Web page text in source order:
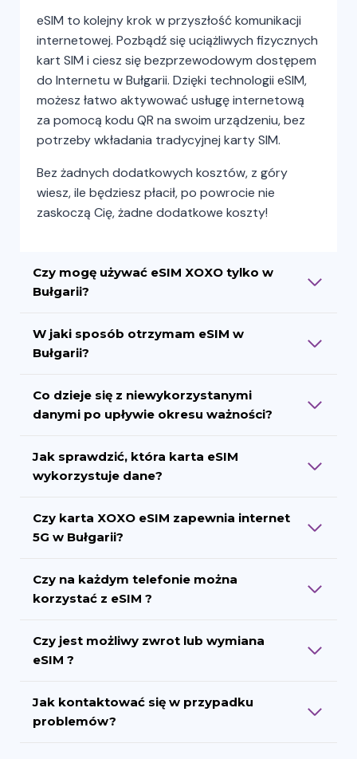
eSIM to kolejny krok w przyszłość komunikacji
internetowej. Pozbądź się uciążliwych fizycznych
kart SIM i ciesz się bezprzewodowym dostępem
do Internetu w Bułgarii. Dzięki technologii eSIM,
możesz łatwo aktywować usługę internetową
za pomocą kodu QR na swoim urządzeniu, bez
potrzeby wkładania tradycyjnej karty SIM.
Bez żadnych dodatkowych kosztów, z góry
wiesz, ile będziesz płacił, po powrocie nie
zaskoczą Cię, żadne dodatkowe koszty!
Czy mogę używać eSIM XOXO tylko w
Bułgarii?
W jaki sposób otrzymam eSIM w
Bułgarii?
Co dzieje się z niewykorzystanymi
danymi po upływie okresu ważności?
Jak sprawdzić, która karta eSIM
wykorzystuje dane?
Czy karta XOXO eSIM zapewnia internet
5G w Bułgarii?
Czy na każdym telefonie można
korzystać z eSIM ?
Czy jest możliwy zwrot lub wymiana
eSIM ?
Jak kontaktować się w przypadku
problemów?